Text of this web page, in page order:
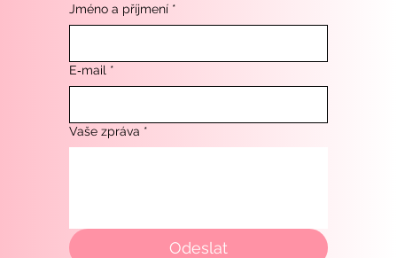
Jméno a příjmení *
E‑mail *
Vaše zpráva *
Odeslat